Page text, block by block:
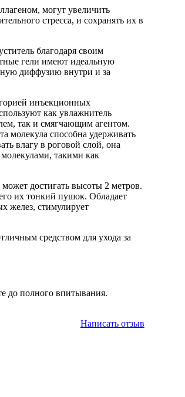
могут увеличить
стресса, и сохранять их в
благодаря своим
гели имеют идеальную
диффузию внутри и за
инъекционных
как увлажнитель
так и смягчающим агентом.
молекула способна удерживать
влагу в роговой слой, она
такими как
достигать высоты 2 метров.
их тонкий пушок. Обладает
желез, стимулирует
средством для ухода за
до полного впитывания.
Написать отзыв